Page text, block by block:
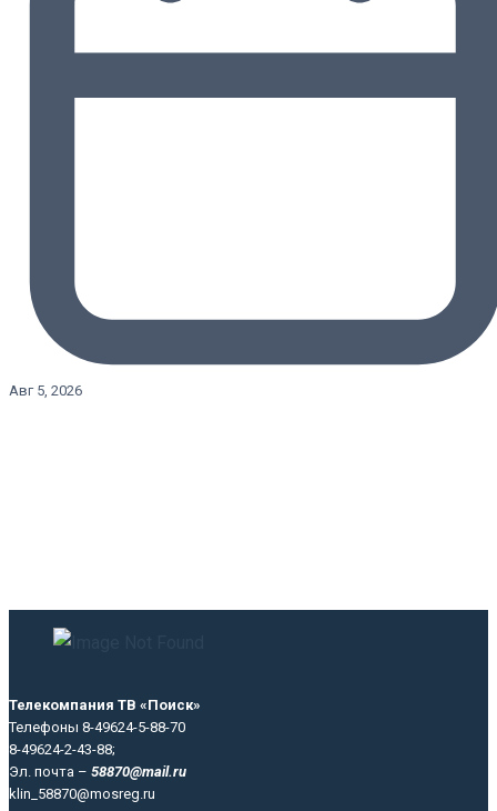
Авг 5, 2026
Телекомпания ТВ «Поиск»
Телефоны 8-49624-5-88-70
8-49624-2-43-88;
Эл. почта – 58870@mail.ru
klin_58870@mosreg.ru